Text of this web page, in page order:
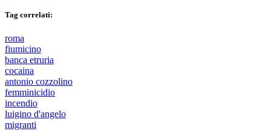
Tag correlati:
roma
fiumicino
banca etruria
cocaina
antonio cozzolino
femminicidio
incendio
luigino d'angelo
migranti